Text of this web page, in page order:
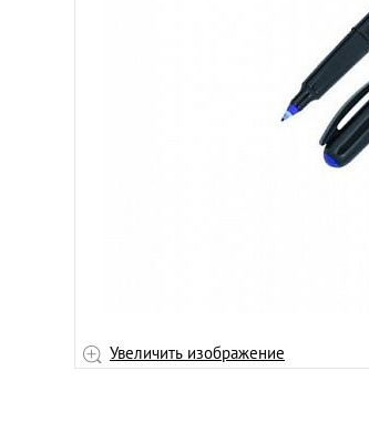
Увеличить изображение